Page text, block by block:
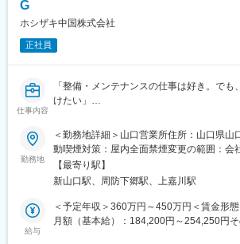
■はたらき方◎
・平均勤続年数：17.4年(2025年)
・平均年齢：38.2歳
変更の範囲：会社の定める業務
・設置・納品工事は外注対応
ンテナンス職の魅力のひとつです。
・全自動製氷機/業務用冷凍・冷蔵庫/食器
ー等
■入社後の流れ
修理や点検のトレーニングを行います。（
り）
G
ホシザキ中国株式会社
正社員
仕事内容
「整備・メンテナンスの仕事は好き。でも
けたい」
ジニアです。
◎プライム上場ホシザキグループ！業界ト
◎出張なし・夜間対応ほとんどなしで、無
環境
■業務内容：
勤務地
＜勤務地詳細＞山口営業所住所：山口県山
動喫煙対策：屋内全面禁煙変更の範囲：会
【最寄り駅】
新山口駅、周防下郷駅、上嘉川駅
給与
＜予定年収＞360万円～450万円＜賃金形
月額（基本給）：184,200円～254,250円そ